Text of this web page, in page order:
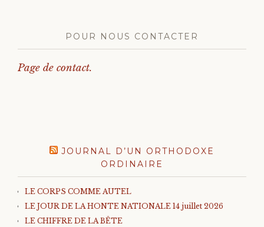
POUR NOUS CONTACTER
Page de contact.
JOURNAL D’UN ORTHODOXE
ORDINAIRE
LE CORPS COMME AUTEL
LE JOUR DE LA HONTE NATIONALE 14 juillet 2026
LE CHIFFRE DE LA BÊTE